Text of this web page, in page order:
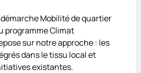
Mobilité de quartier
programme Climat
sur notre approche : les
dans le tissu local et
existantes.